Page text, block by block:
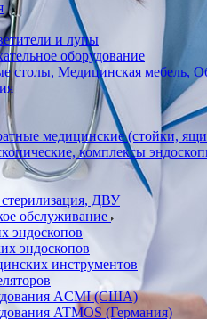
и лупы
оборудование
столы, Медицинская мебель,
медицинские (стойки,
комплексы
ДВУ
обслуживание
эндоскопов
эндоскопов
инструментов
ACMI (США)
ATMOS (Германия)